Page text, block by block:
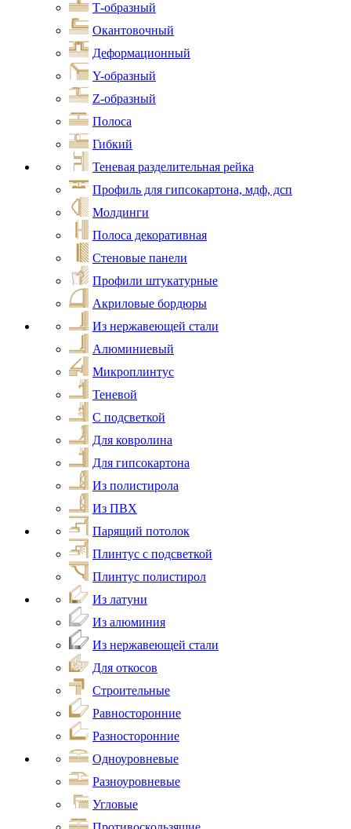
Т-образный
Окантовочный
Деформационный
Y-образный
Z-образный
Полоса
Гибкий
Теневая разделительная рейка
Профиль для гипсокартона, мдф, дсп
Молдинги
Полоса декоративная
Стеновые панели
Профили штукатурные
Акриловые бордюры
Из нержавеющей стали
Алюминиевый
Микроплинтус
Теневой
С подсветкой
Для ковролина
Для гипсокартона
Из полистирола
Из ПВХ
Парящий потолок
Плинтус с подсветкой
Плинтус полистирол
Из латуни
Из алюминия
Из нержавеющей стали
Для откосов
Строительные
Равносторонние
Разносторонние
Одноуровневые
Разноуровневые
Угловые